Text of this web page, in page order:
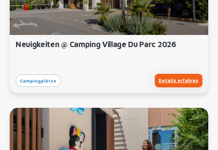
Neuigkeiten @ Camping Village Du Parc 2026
Campingplätze Details erfahren